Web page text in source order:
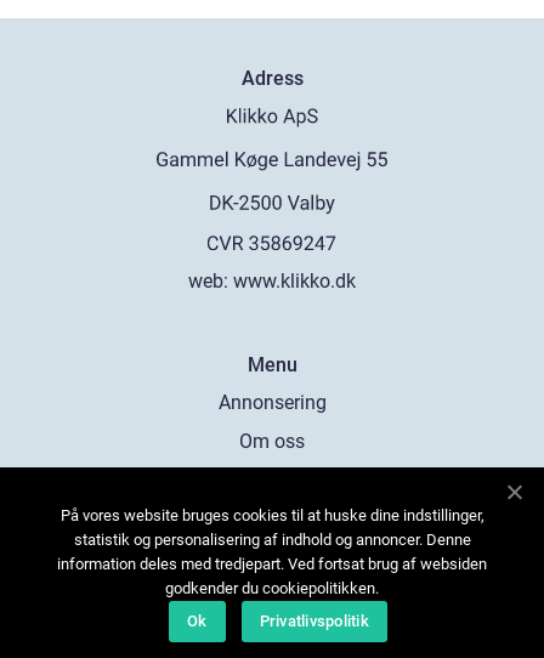
Adress
web: www.klikko.dk
Menu
Annonsering
Om oss
Kontakta oss
Sitemap
På vores website bruges cookies til at huske dine indstillinger,
statistik og personalisering af indhold og annoncer. Denne
information deles med tredjepart. Ved fortsat brug af websiden
godkender du cookiepolitikken.
Ok
Privatlivspolitik